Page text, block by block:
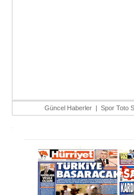
Güncel Haberler| Spor Toto